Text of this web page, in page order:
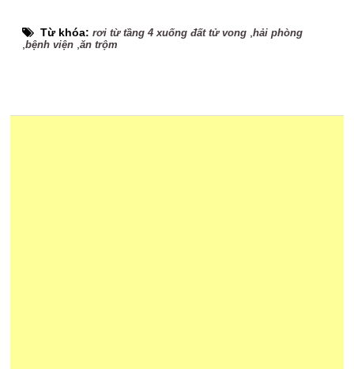
Từ khóa:rơi từ tầng 4 xuống đất tử vong ,hải phòng
,bệnh viện ,ăn trộm